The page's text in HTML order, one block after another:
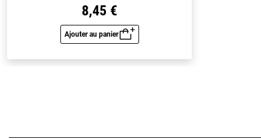
8,45 €
Ajouter au panier
Aperçu rapide